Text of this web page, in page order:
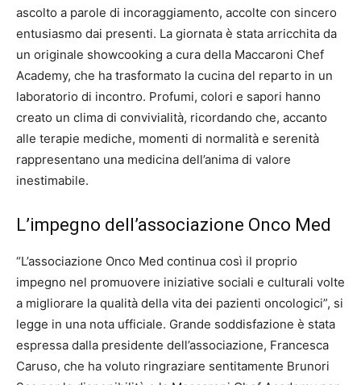
ascolto a parole di incoraggiamento, accolte con sincero
entusiasmo dai presenti. La giornata è stata arricchita da
un originale showcooking a cura della Maccaroni Chef
Academy, che ha trasformato la cucina del reparto in un
laboratorio di incontro. Profumi, colori e sapori hanno
creato un clima di convivialità, ricordando che, accanto
alle terapie mediche, momenti di normalità e serenità
rappresentano una medicina dell’anima di valore
inestimabile.
L’impegno dell’associazione Onco Med
“L’associazione Onco Med continua così il proprio
impegno nel promuovere iniziative sociali e culturali volte
a migliorare la qualità della vita dei pazienti oncologici”, si
legge in una nota ufficiale. Grande soddisfazione è stata
espressa dalla presidente dell’associazione, Francesca
Caruso, che ha voluto ringraziare sentitamente Brunori